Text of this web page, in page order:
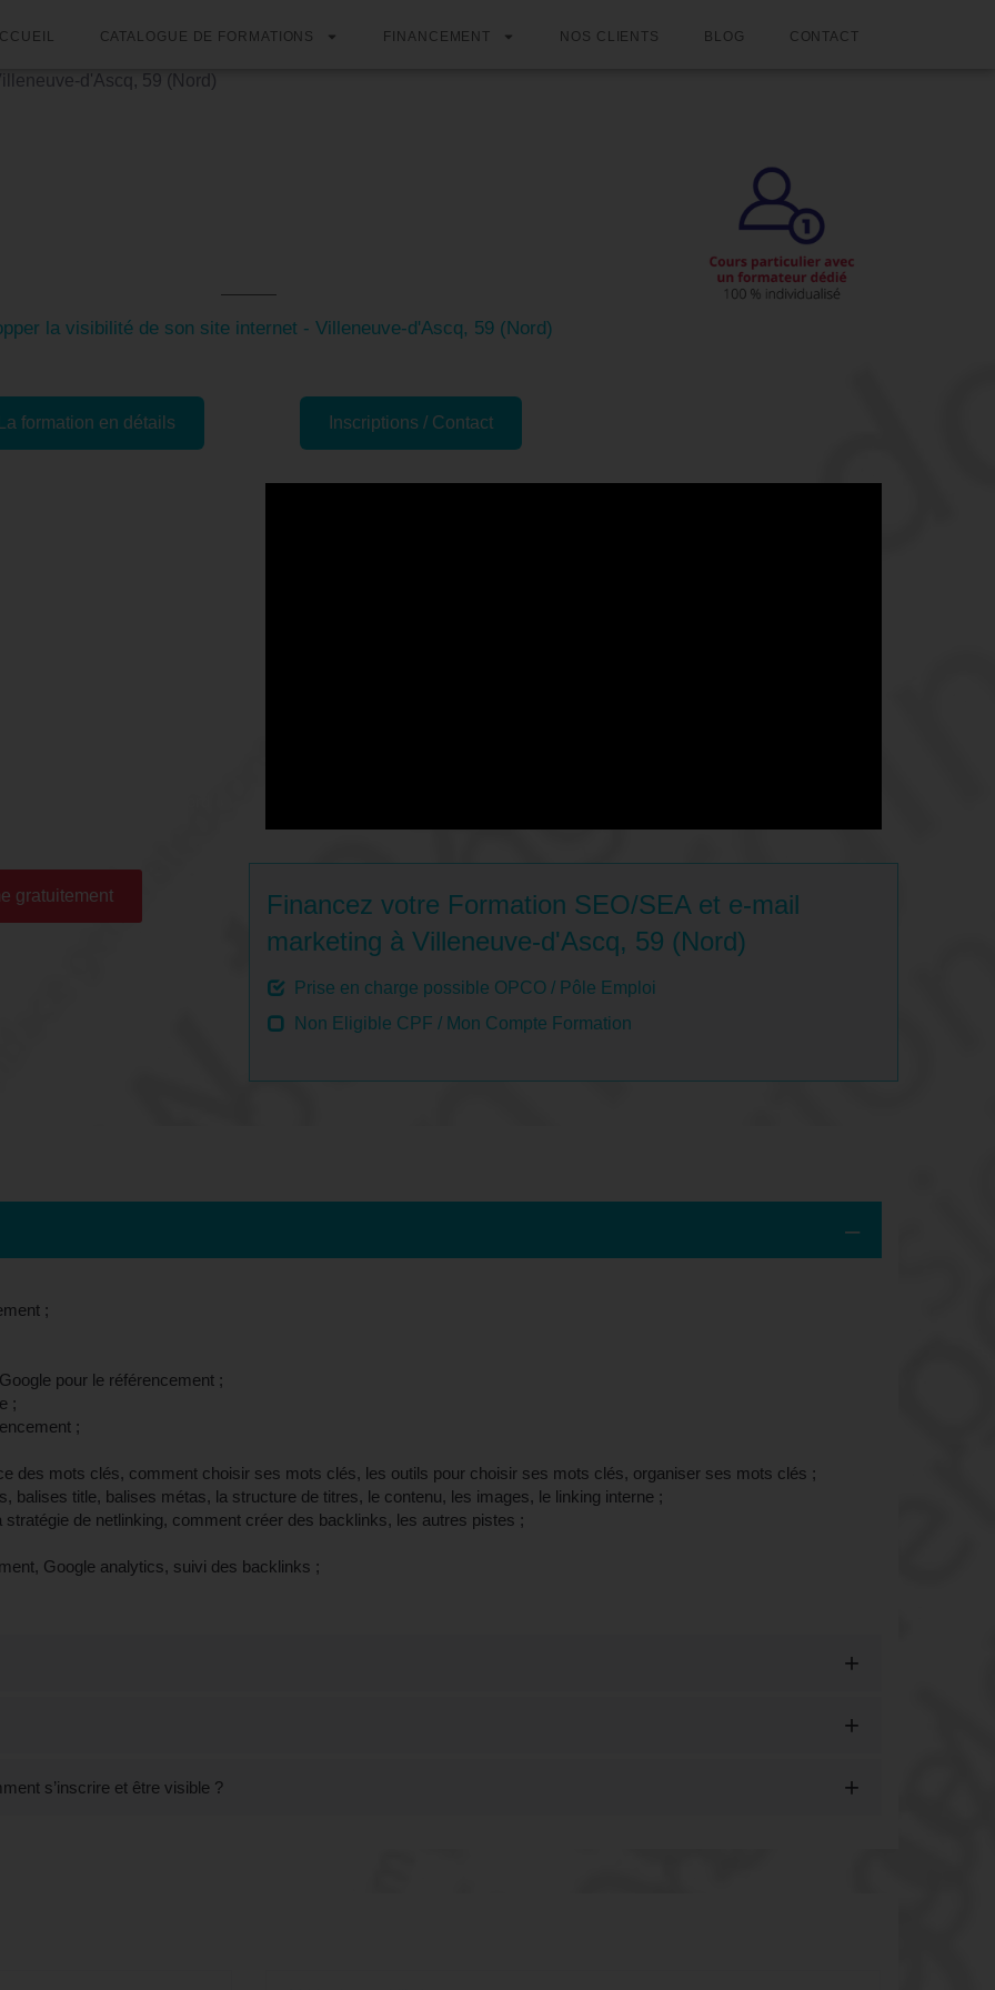
CATALOGUE DE FORMATIONS FINANCEMENT NOS CLIENTS BLOG CONTACT
d'Ascq, 59 (Nord)
la visibilité de son site internet - Villeneuve-d'Ascq, 59 (Nord)
La formation en détails Inscriptions / Contact
gratuitement
Financez votre Formation SEO/SEA et e-mail
marketing à Villeneuve-d'Ascq, 59 (Nord)
Prise en charge possible OPCO / Pôle Emploi
Non Eligible CPF / Mon Compte Formation
;
pour le référencement ;
;
;
des mots clés, comment choisir ses mots clés, les outils pour choisir ses mots clés, organiser ses mots clés ;
balises title, balises métas, la structure de titres, le contenu, les images, le linking interne ;
stratégie de netlinking, comment créer des backlinks, les autres pistes ;
Google analytics, suivi des backlinks ;
s’inscrire et être visible ?